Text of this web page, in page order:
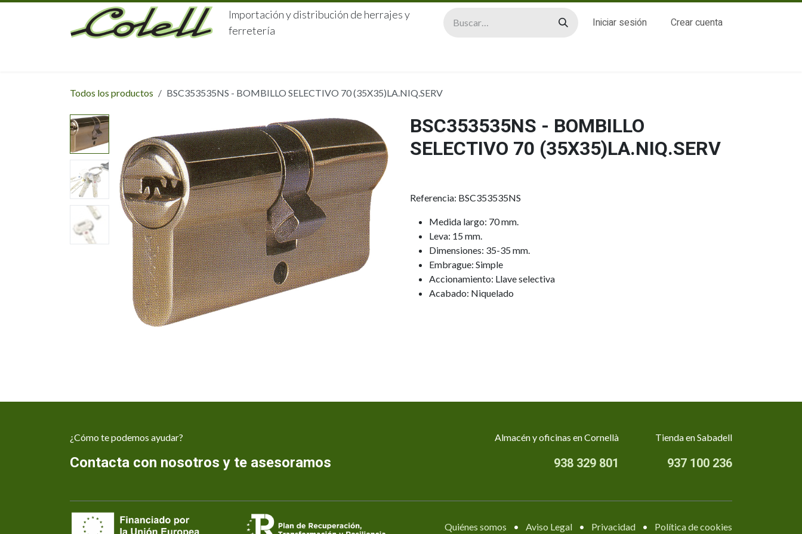
Ir al contenido
Importación y distribución de herrajes y
ferretería
Iniciar sesión Crear cuenta
Todos los productos BSC353535NS - BOMBILLO SELECTIVO 70 (35X35)LA.NIQ.SERV
BSC353535NS - BOMBILLO
SELECTIVO 70 (35X35)LA.NIQ.SERV
Referencia: BSC353535NS
Medida largo: 70 mm.
Leva: 15 mm.
Dimensiones: 35-35 mm.
Embrague: Simple
Accionamiento: Llave selectiva
Acabado: Niquelado
¿Cómo te podemos ayudar?
Contacta con nosotros y te asesoramos
Almacén y oficinas en Cornellà
938 329 801
Tienda en Sabadell
937 100 236
Quiénes somos • Aviso Legal • Privacidad • Política de cookies